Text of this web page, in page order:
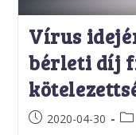
Vírus
bérleti díj
Post2020-04-30